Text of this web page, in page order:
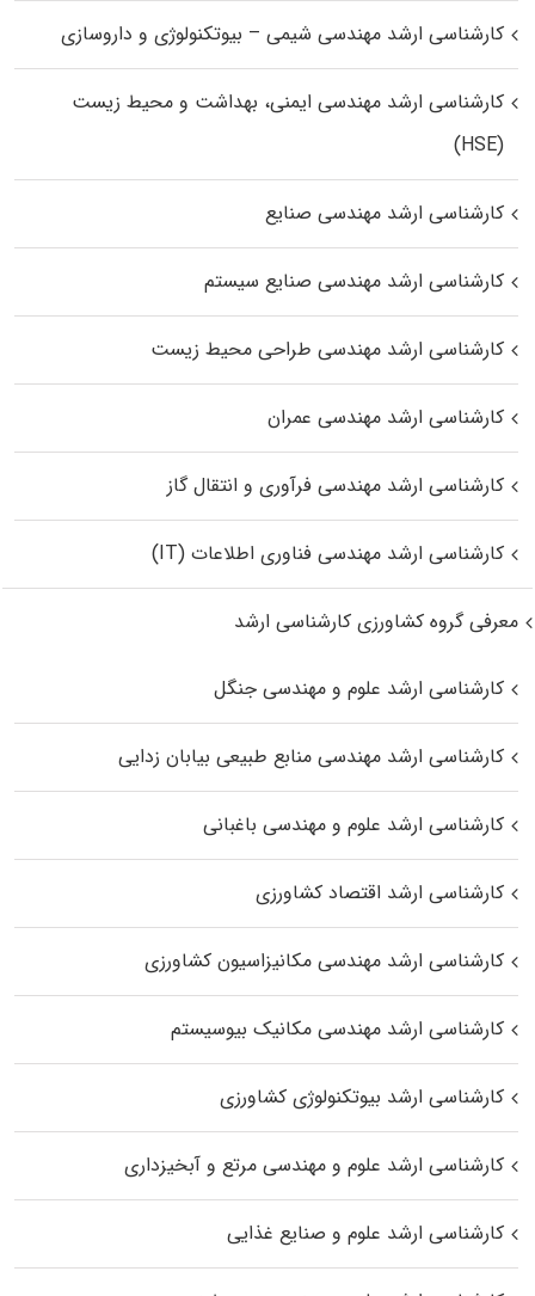
کارشناسی ارشد مهندسی شیمی – بیوتکنولوژی و داروسازی
کارشناسی ارشد مهندسی ایمنی، بهداشت و محیط زیست
(HSE)
کارشناسی ارشد مهندسی صنایع
کارشناسی ارشد مهندسی صنایع سیستم
کارشناسی ارشد مهندسی طراحی محیط زیست
کارشناسی ارشد مهندسی عمران
کارشناسی ارشد مهندسی فرآوری و انتقال گاز
کارشناسی ارشد مهندسی فناوری اطلاعات (IT)
معرفی گروه کشاورزی کارشناسی ارشد
کارشناسی ارشد علوم و مهندسی جنگل
کارشناسی ارشد مهندسی منابع طبیعی بیابان زدایی
کارشناسی ارشد علوم و مهندسی باغبانی
کارشناسی ارشد اقتصاد کشاورزی
کارشناسی ارشد مهندسی مکانیزاسیون کشاورزی
کارشناسی ارشد مهندسی مکانیک بیوسیستم
کارشناسی ارشد بیوتکنولوژی کشاورزی
کارشناسی ارشد علوم و مهندسی مرتع و آبخیزداری
کارشناسی ارشد علوم و صنایع غذایی